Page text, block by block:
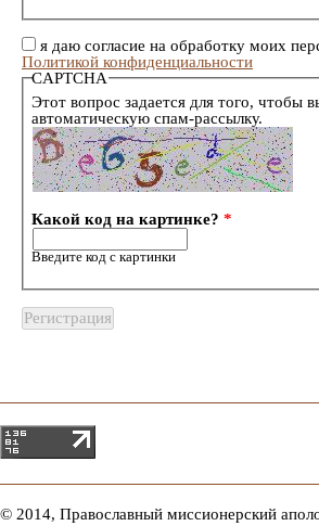
я даю согласие на обработку моих
Политикой конфиденциальности
CAPTCHA
Этот вопрос задается для того, чтобы
автоматическую спам-рассылку.
Какой код на картинке?*
Введите код с картинки
© 2014, Православный миссионерский